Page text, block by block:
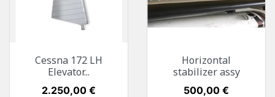
Cessna 172 LH
Elevator...
Preis
2.250,00 €
Horizontal
stabilizer assy
Preis
500,00 €